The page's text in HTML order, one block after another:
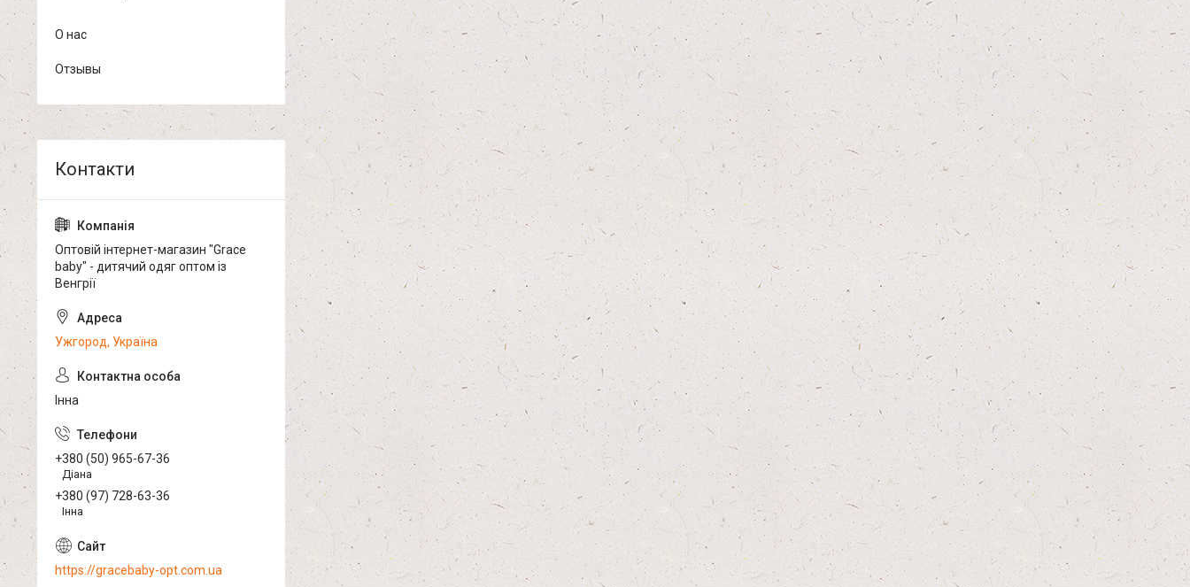
О нас
Отзывы
Оптовій інтернет-магазин "Grace
baby" - дитячий одяг оптом із
Венгрії
Ужгород, Україна
Інна
+380 (50) 965-67-36
Діана
+380 (97) 728-63-36
Інна
https://gracebaby-opt.com.ua